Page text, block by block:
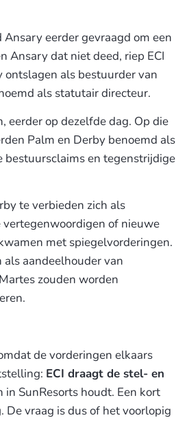
Ansary eerder gevraagd om een
Ansary dat niet deed, riep ECI
als bestuurder van
als statutair directeur.
eerder op dezelfde dag. Op die
Palm en Derby benoemd als
en tegenstrijdige
te verbieden zich als
vertegenwoordigen of nieuwe
met spiegelvorderingen.
aandeelhouder van
zouden worden
de vorderingen elkaars
ECI draagt de stel- en
SunResorts houdt. Een kort
vraag is dus of het voorlopig